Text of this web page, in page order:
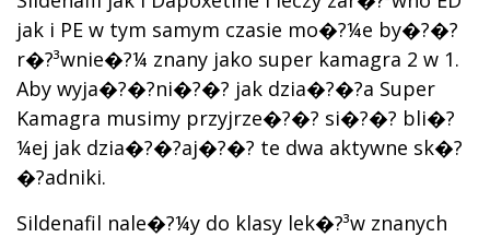
jak i PE w tym samym czasie mo�?¼e by�?�?
r�?³wnie�?¼ znany jako super kamagra 2 w 1.
Aby wyja�?�?ni�?�? jak dzia�?�?a Super
Kamagra musimy przyjrze�?�? si�?�? bli�?
¼ej jak dzia�?�?aj�?�? te dwa aktywne sk�?
�?adniki.
Sildenafil nale�?¼y do klasy lek�?³w znanych